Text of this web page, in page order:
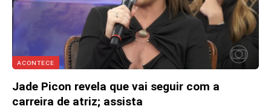
ACONTECE
Jade Picon revela que vai seguir com a
carreira de atriz; assista